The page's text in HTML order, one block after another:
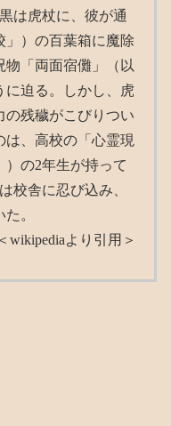
は虎杖に、彼が通
」）の百葉箱に魔除
物「両面宿儺」（以
に迫る。しかし、虎
の残穢がこびりつい
は、高校の「心霊現
の2年生が持って
校舎に忍び込み、
。
＜wikipediaより引用＞